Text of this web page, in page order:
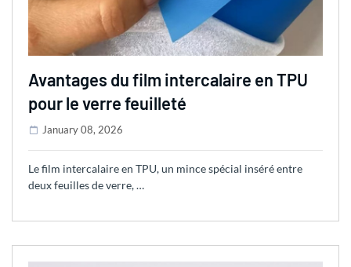
Avantages du film intercalaire en TPU
pour le verre feuilleté
January 08, 2026
Le film intercalaire en TPU, un mince spécial inséré entre
deux feuilles de verre, …